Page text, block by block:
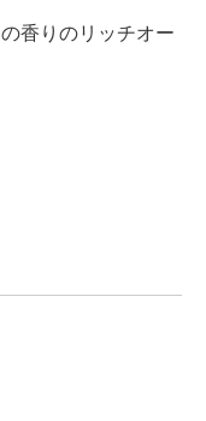
香りのリッチオー